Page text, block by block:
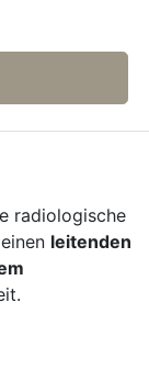
radiologische
leitenden